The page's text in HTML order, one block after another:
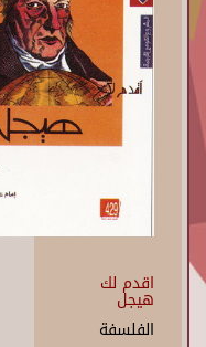
اقدم لك
هيجل
الفلسفة